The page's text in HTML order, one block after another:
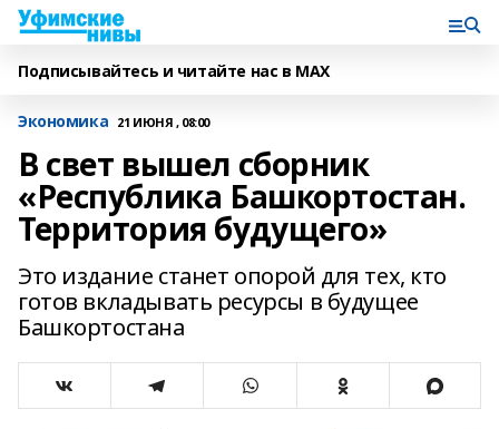
Подписывайтесь и читайте нас в MAX
Экономика 21 ИЮНЯ , 08:00
В свет вышел сборник
«Республика Башкортостан.
Территория будущего»
Это издание станет опорой для тех, кто
готов вкладывать ресурсы в будущее
Башкортостана